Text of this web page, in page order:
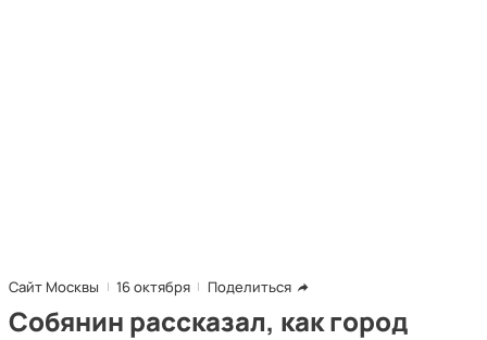
Сайт Москвы 16 октября Поделиться
Собянин рассказал, как город